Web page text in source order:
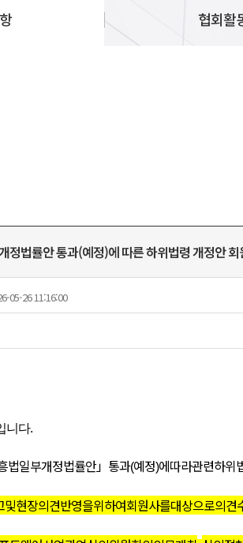
협회활
정법률안 통과(예정)에 따른 하위법령 개정안
05-26 11:16:00
니다.
법일부개정법률안」통과(예정)에따라관련하위
및현장의견반영을위하여회원사를대상으로의견